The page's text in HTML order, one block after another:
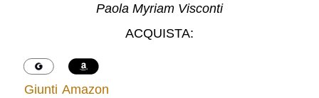
Paola Myriam Visconti
ACQUISTA:
Giunti Amazon